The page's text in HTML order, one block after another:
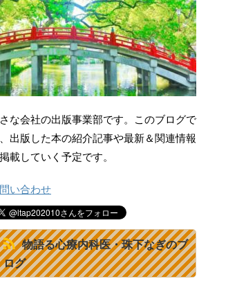
な会社の出版事業部です。このブログで
出版した本の紹介記事や最新＆関連情報
載していく予定です。
い合わせ
物語る心療内科医・珠下なぎのブ
ログ